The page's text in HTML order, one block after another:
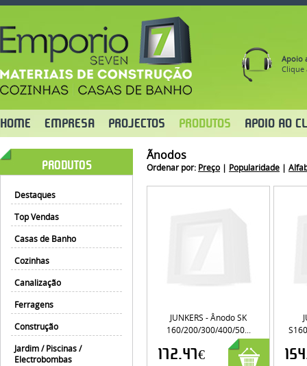
Apoio
Clique
HOME EMPRESA PROJECTOS PRODUTOS APOIO AO
PRODUTOS
Destaques
Top Vendas
Casas de Banho
Cozinhas
Canalização
Ferragens
Construção
Jardim / Piscinas /
Electrobombas
Ãnodos
Ordenar por: Preço | Popularidade |
JUNKERS - Ânodo SK
160/200/300/400/50...
172.47€